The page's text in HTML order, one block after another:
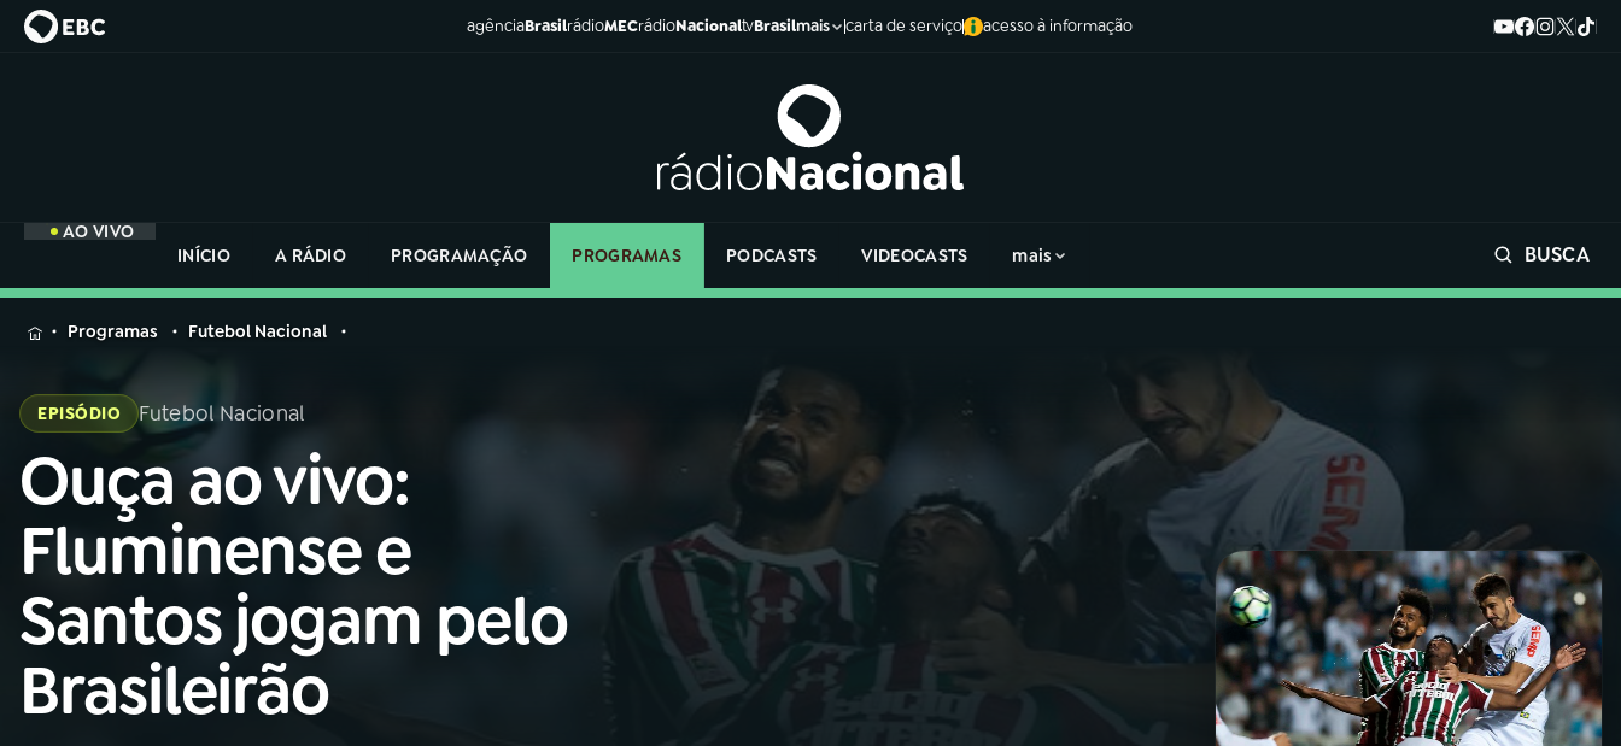
agênciaBrasilrádioMECrádioNacionaltvBrasilmais carta de serviço acesso à informação
AO VIVO
INÍCIO
A RÁDIO PROGRAMAÇÃO PROGRAMAS PODCASTS VIDEOCASTS mais BUSCA
MENU
Buscar
na
Rádio
Nacional
01 INÍCIO
02A RÁDIO
na
Rádio
Programas Futebol Nacional
EPISÓDIO Futebol Nacional
Ouça ao vivo:
Fluminense e
Santos jogam pelo
Brasileirão